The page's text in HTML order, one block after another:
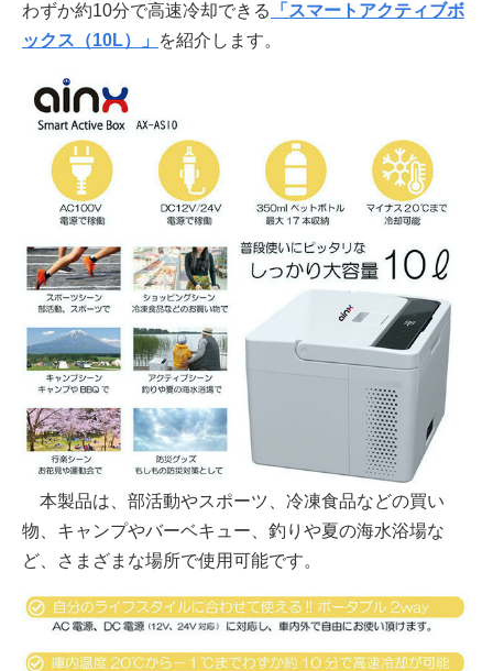
わずか約10分で高速冷却できる
「スマートアクティブボ
ックス（10L）」
を紹介します。
本製品は、部活動やスポーツ、冷凍食品などの買い
物、キャンプやバーベキュー、釣りや夏の海水浴場な
ど、さまざまな場所で使用可能です。